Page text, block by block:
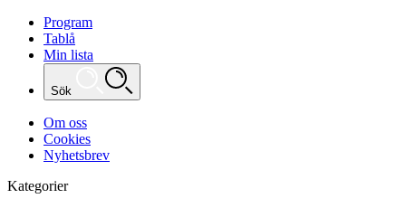
Program
Tablå
Min lista
Sök
Om oss
Cookies
Nyhetsbrev
Kategorier